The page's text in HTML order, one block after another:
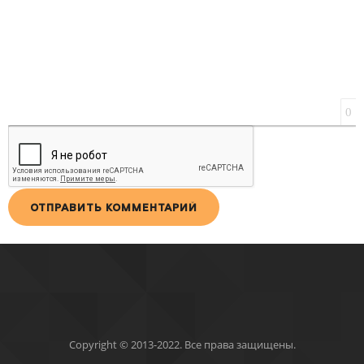
0
ОТПРАВИТЬ КОММЕНТАРИЙ
Copyright © 2013-2022. Все права защищены.